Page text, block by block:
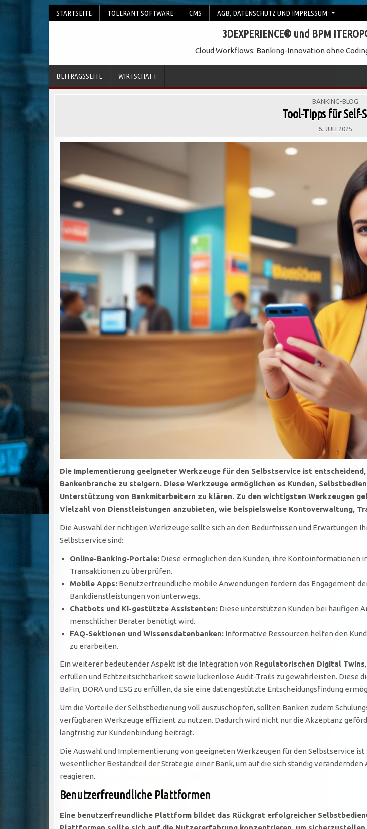
STARTSEITE TOLERANT SOFTWARE CMS AGB, DATENSCHUTZ UND IMPRESSUM
3DEXPERIENCE® und BPM
Cloud Workflows: Banking-Innovation ohne
BEITRAGSSEITE WIRTSCHAFT
POSTED
BANKING-BLOG
Tool-Tipps für Self-
6. JULI 2025
Die Implementierung geeigneter Werkzeuge für den Selbstservice ist
Bankenbranche zu steigern. Diese Werkzeuge ermöglichen es Kunden,
Unterstützung von Bankmitarbeitern zu klären. Zu den wichtigsten Werkzeugen
Vielzahl von Dienstleistungen anzubieten, wie beispielsweise Kontoverwaltung,
Die Auswahl der richtigen Werkzeuge sollte sich an den Bedürfnissen und Erwartungen
Selbstservice sind:
Online-Banking-Portale: Diese ermöglichen den Kunden, ihre Kontoinformationen
Transaktionen zu überprüfen.
Mobile Apps: Benutzerfreundliche mobile Anwendungen fördern das Engagement
Bankdienstleistungen von unterwegs.
Chatbots und KI-gestützte Assistenten: Diese unterstützen Kunden bei häufigen
menschlicher Berater benötigt wird.
FAQ-Sektionen und Wissensdatenbanken: Informative Ressourcen helfen den
zu erarbeiten.
Ein weiterer bedeutender Aspekt ist die Integration von Regulatorischen Digital Twins
erfüllen und Echtzeitsichtbarkeit sowie lückenlose Audit-Trails zu gewährleisten. Diese
BaFin, DORA und ESG zu erfüllen, da sie eine datengestützte Entscheidungsfindung
Um die Vorteile der Selbstbedienung voll auszuschöpfen, sollten Banken zudem
verfügbaren Werkzeuge effizient zu nutzen. Dadurch wird nicht nur die Akzeptanz
langfristig zur Kundenbindung beiträgt.
Die Auswahl und Implementierung von geeigneten Werkzeugen für den Selbstservice
wesentlicher Bestandteil der Strategie einer Bank, um auf die sich ständig
reagieren.
Benutzerfreundliche Plattformen
Eine benutzerfreundliche Plattform bildet das Rückgrat erfolgreicher